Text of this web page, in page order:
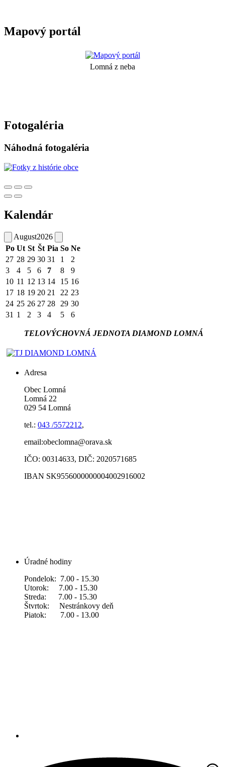
Mapový portál
Lomná z neba
Fotogaléria
Náhodná fotogaléria
Kalendár
August2026
Po Ut St Št Pia So Ne
27 28 29 30 31 1
2
3
4 5 6 7 8
9
10 11 12 13 14 15 16
17 18 19 20 21 22 23
24 25 26 27 28 29 30
31 1 2 3 4 5 6
TELOVÝCHOVNÁ JEDNOTA DIAMOND LOMNÁ
Adresa
Obec Lomná
Lomná 22
029 54 Lomná
tel.: 043 /5572212,
email:obeclomna@orava.sk
IČO: 00314633, DIČ: 2020571685
IBAN SK9556000000004002916002
Úradné hodiny
Pondelok: 7.00 - 15.30
Utorok: 7.00 - 15.30
Streda: 7.00 - 15.30
Štvrtok: Nestránkovy deň
Piatok: 7.00 - 13.00